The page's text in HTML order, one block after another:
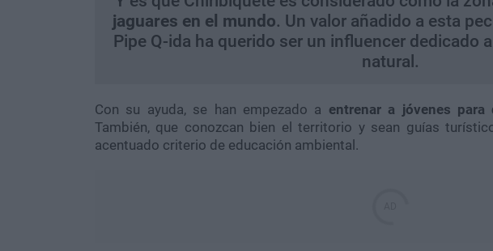
jaguares en el mundo. Un valor añadido a esta
Pipe Q-ida ha querido ser un influencer dedicado
natural.
Con su ayuda, se han empezado a entrenar a jóvenes
También, que conozcan bien el territorio y sean guías
acentuado criterio de educación ambiental.